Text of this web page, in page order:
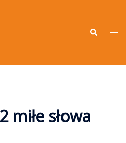
miłe słowa